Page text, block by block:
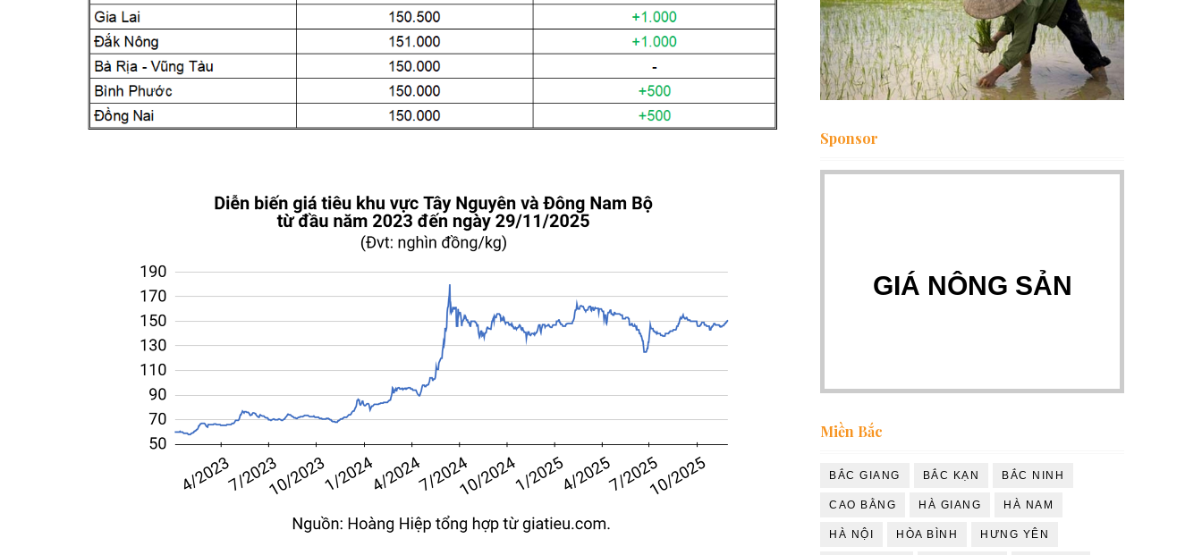
Sponsor
GIÁ NÔNG SẢN
Miền Bắc
BẮC GIANG BẮC KẠN BẮC NINH
CAO BẰNG HÀ GIANG HÀ NAM
HÀ NỘI HÒA BÌNH HƯNG YÊN